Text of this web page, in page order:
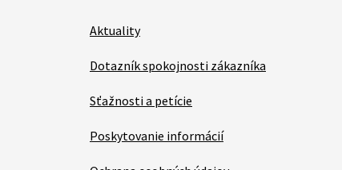
Aktuality
Dotazník spokojnosti zákazníka
Sťažnosti a petície
Poskytovanie informácií